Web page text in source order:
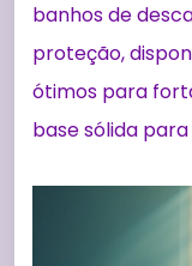
banhos de
proteção,
ótimos para
base sólida